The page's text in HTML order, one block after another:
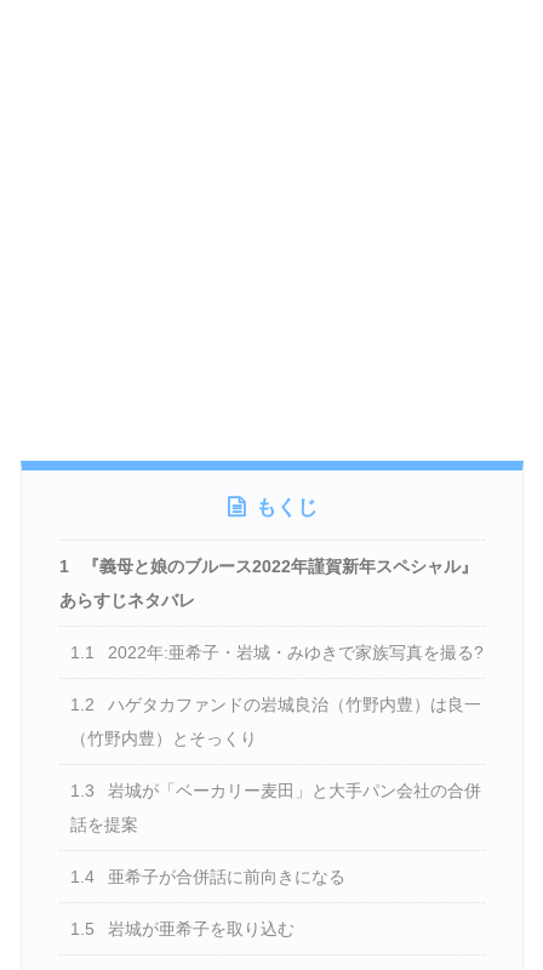
もくじ
1
『義母と娘のブルース2022年謹賀新年スペシャル』
あらすじネタバレ
1.1 2022年:亜希子・岩城・みゆきで家族写真を撮る?
1.2
ハゲタカファンドの岩城良治（竹野内豊）は良一
（竹野内豊）とそっくり
1.3
岩城が「ベーカリー麦田」と大手パン会社の合併
話を提案
1.4 亜希子が合併話に前向きになる
1.5 岩城が亜希子を取り込む